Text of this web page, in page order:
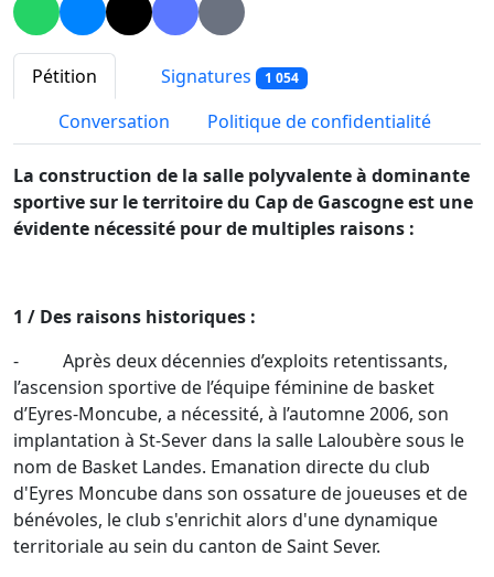
Pétition Signatures 1 054
Conversation Politique de confidentialité
La construction de la salle polyvalente à dominante
sportive sur le territoire du Cap de Gascogne est une
évidente nécessité pour de multiples raisons :
1 / Des raisons historiques :
- Après deux décennies d’exploits retentissants,
l’ascension sportive de l’équipe féminine de basket
d’Eyres-Moncube, a nécessité, à l’automne 2006, son
implantation à St-Sever dans la salle Laloubère sous le
nom de Basket Landes. Emanation directe du club
d'Eyres Moncube dans son ossature de joueuses et de
bénévoles, le club s'enrichit alors d'une dynamique
territoriale au sein du canton de Saint Sever.